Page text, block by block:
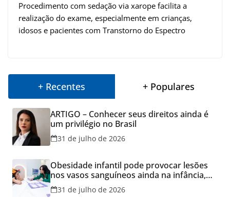
Procedimento com sedação via xarope facilita a
realização do exame, especialmente em crianças,
idosos e pacientes com Transtorno do Espectro
+ Recentes + Populares
ARTIGO – Conhecer seus direitos ainda é
um privilégio no Brasil
31 de julho de 2026
Obesidade infantil pode provocar lesões
nos vasos sanguíneos ainda na infância,
alerta estudo
31 de julho de 2026